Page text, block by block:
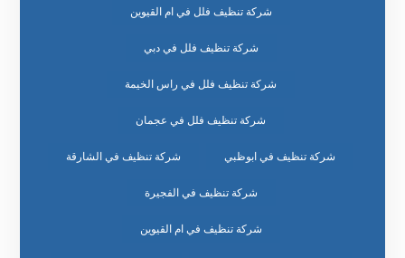
شركة تنظيف فلل في ام القيوين
شركة تنظيف فلل في دبي
شركة تنظيف فلل في راس الخيمة
شركة تنظيف فلل في عجمان
شركة تنظيف في ابوظبي شركة تنظيف في الشارقة
شركة تنظيف في الفجيرة
شركة تنظيف في ام القيوين